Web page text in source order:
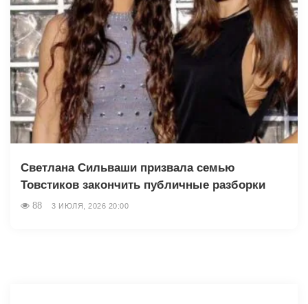
Светлана Сильваши призвала семью
Товстиков закончить публичные разборки
88 3 ИЮЛЯ, 2026 20:00